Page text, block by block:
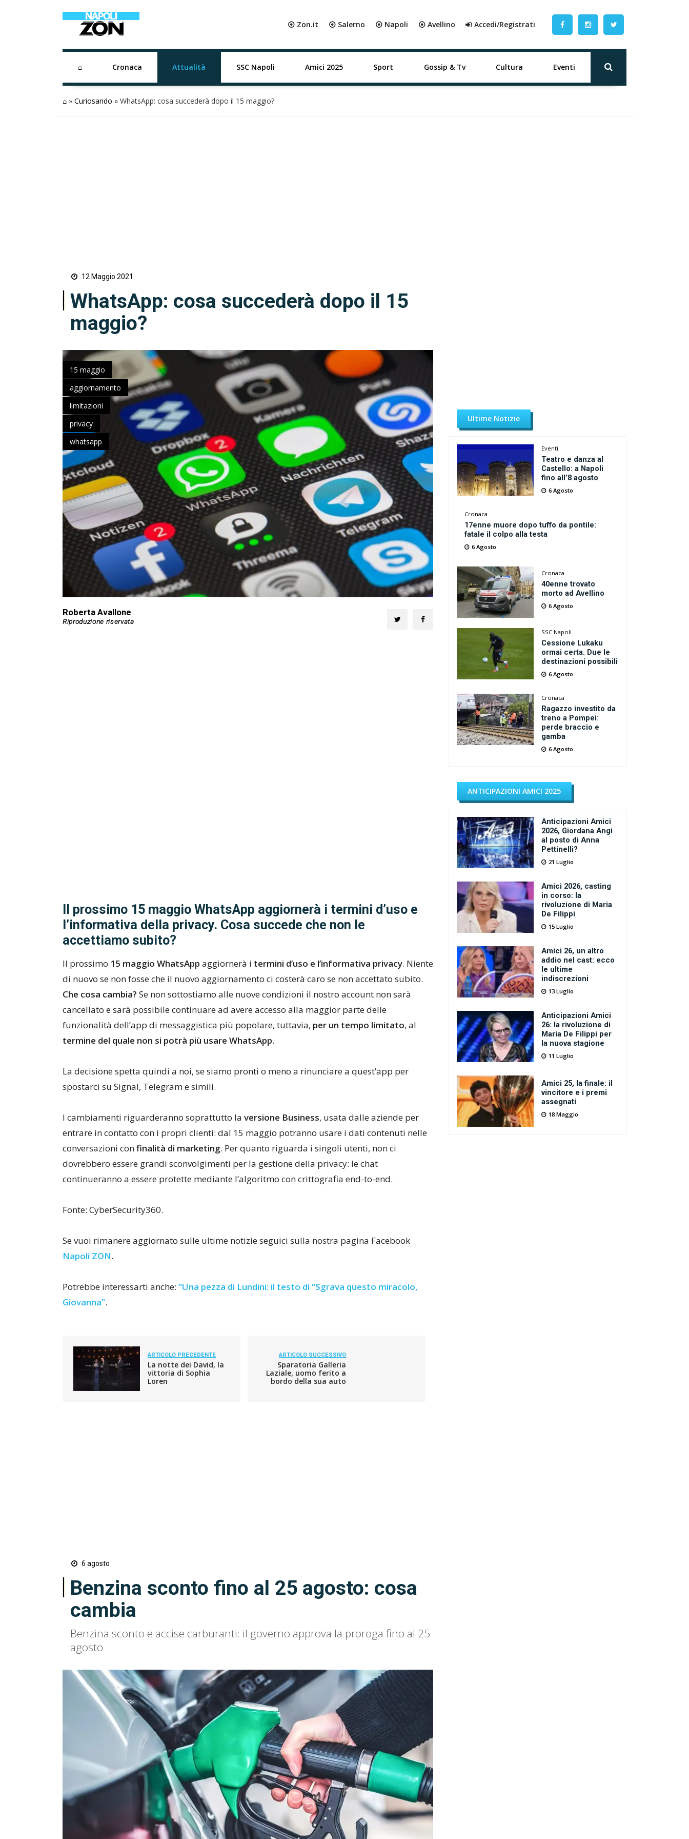
⦿ Zon.it ⦿ Salerno ⦿ Napoli ⦿ Avellino Accedi/Registrati
⌂ Cronaca Attualità SSC Napoli Amici 2025 Sport Gossip & Tv Cultura Eventi
⌂ » Curiosando » WhatsApp: cosa succederà dopo il 15 maggio?
12 Maggio 2021
WhatsApp: cosa succederà dopo il 15
maggio?
15 maggio
aggiornamento
limitazioni
privacy
whatsapp
Roberta Avallone
Il prossimo 15 maggio WhatsApp aggiornerà i termini d’uso e
l’informativa della privacy. Cosa succede che non le
accettiamo subito?
Il prossimo 15 maggio WhatsApp aggiornerà i termini d’uso e l’informativa privacy. Niente
di nuovo se non fosse che il nuovo aggiornamento ci costerà caro se non accettato subito.
Che cosa cambia? Se non sottostiamo alle nuove condizioni il nostro account non sarà
cancellato e sarà possibile continuare ad avere accesso alla maggior parte delle
funzionalità dell’app di messaggistica più popolare, tuttavia, per un tempo limitato, al
termine del quale non si potrà più usare WhatsApp.
La decisione spetta quindi a noi, se siamo pronti o meno a rinunciare a quest’app per
spostarci su Signal, Telegram e simili.
I cambiamenti riguarderanno soprattutto la versione Business, usata dalle aziende per
entrare in contatto con i propri clienti: dal 15 maggio potranno usare i dati contenuti nelle
conversazioni confinalità di marketing. Per quanto riguarda i singoli utenti, non ci
dovrebbero essere grandi sconvolgimenti per la gestione della privacy: le chat
continueranno a essere protette mediante l’algoritmo con crittografia end-to-end.
Fonte: CyberSecurity360.
Se vuoi rimanere aggiornato sulle ultime notizie seguici sulla nostra pagina Facebook
Napoli ZON.
Potrebbe interessarti anche: “Una pezza di Lundini: il testo di “Sgrava questo miracolo,
Giovanna”.
ARTICOLO PRECEDENTE
La notte dei David, la
vittoria di Sophia
Loren
ARTICOLO SUCCESSIVO
Sparatoria Galleria
Laziale, uomo ferito a
bordo della sua auto
6 agosto
Benzina sconto fino al 25 agosto: cosa
cambia
Benzina sconto e accise carburanti: il governo approva la proroga fino al 25
agosto
Ultime Notizie
Eventi
Teatro e danza al
Castello: a Napoli
fino all’8 agosto
6 Agosto
Cronaca
17enne muore dopo tuffo da pontile:
fatale il colpo alla testa
6 Agosto
Cronaca
40enne trovato
morto ad Avellino
6 Agosto
SSC Napoli
Cessione Lukaku
ormai certa. Due le
destinazioni possibili
6 Agosto
Cronaca
Ragazzo investito da
treno a Pompei:
perde braccio e
gamba
6 Agosto
ANTICIPAZIONI AMICI 2025
Anticipazioni Amici
2026, Giordana Angi
al posto di Anna
Pettinelli?
21 Luglio
Amici 2026, casting
in corso: la
rivoluzione di Maria
De Filippi
15 Luglio
Amici 26, un altro
addio nel cast: ecco
le ultime
indiscrezioni
13 Luglio
Anticipazioni Amici
26: la rivoluzione di
Maria De Filippi per
la nuova stagione
11 Luglio
Amici 25, la finale: il
vincitore e i premi
assegnati
18 Maggio